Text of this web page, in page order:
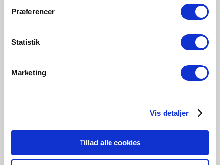
Præferencer
Statistik
Marketing
Vis detaljer
Tillad alle cookies
Kelvin | 470 Lumen | Lyspære |
Artikkelnummer 2070011401